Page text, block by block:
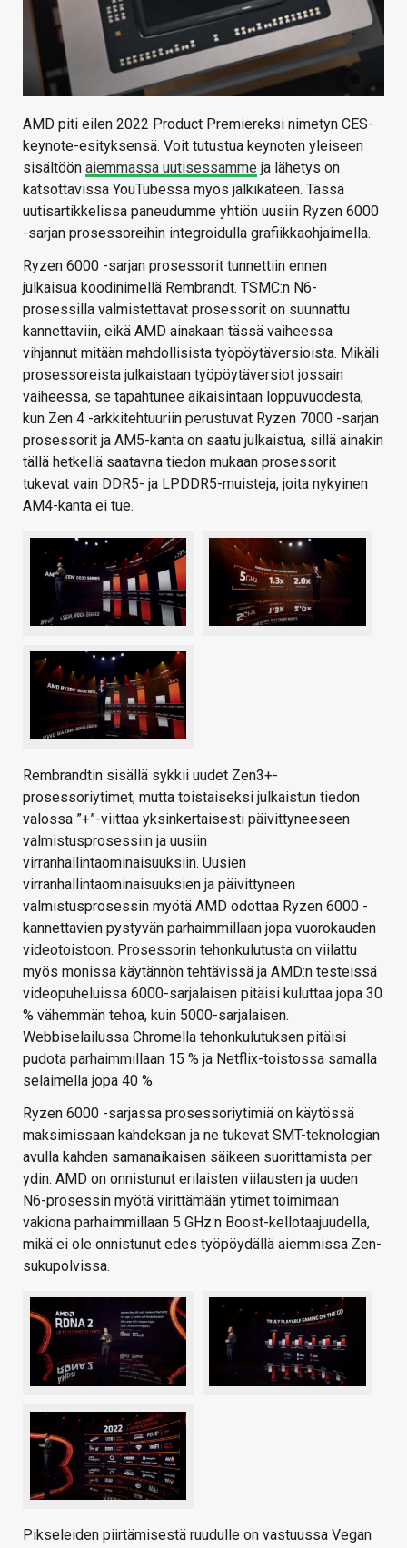
AMD piti eilen 2022 Product Premiereksi nimetyn CES-
keynote-esityksensä. Voit tutustua keynoten yleiseen
sisältöön aiemmassa uutisessamme ja lähetys on
katsottavissa YouTubessa myös jälkikäteen. Tässä
uutisartikkelissa paneudumme yhtiön uusiin Ryzen 6000
-sarjan prosessoreihin integroidulla grafiikkaohjaimella.
Ryzen 6000 -sarjan prosessorit tunnettiin ennen
julkaisua koodinimellä Rembrandt. TSMC:n N6-
prosessilla valmistettavat prosessorit on suunnattu
kannettaviin, eikä AMD ainakaan tässä vaiheessa
vihjannut mitään mahdollisista työpöytäversioista. Mikäli
prosessoreista julkaistaan työpöytäversiot jossain
vaiheessa, se tapahtunee aikaisintaan loppuvuodesta,
kun Zen 4 -arkkitehtuuriin perustuvat Ryzen 7000 -sarjan
prosessorit ja AM5-kanta on saatu julkaistua, sillä ainakin
tällä hetkellä saatavna tiedon mukaan prosessorit
tukevat vain DDR5- ja LPDDR5-muisteja, joita nykyinen
AM4-kanta ei tue.
Rembrandtin sisällä sykkii uudet Zen3+-
prosessoriytimet, mutta toistaiseksi julkaistun tiedon
valossa ”+”-viittaa yksinkertaisesti päivittyneeseen
valmistusprosessiin ja uusiin
virranhallintaominaisuuksiin. Uusien
virranhallintaominaisuuksien ja päivittyneen
valmistusprosessin myötä AMD odottaa Ryzen 6000 -
kannettavien pystyvän parhaimmillaan jopa vuorokauden
videotoistoon. Prosessorin tehonkulutusta on viilattu
myös monissa käytännön tehtävissä ja AMD:n testeissä
videopuheluissa 6000-sarjalaisen pitäisi kuluttaa jopa 30
% vähemmän tehoa, kuin 5000-sarjalaisen.
Webbiselailussa Chromella tehonkulutuksen pitäisi
pudota parhaimmillaan 15 % ja Netflix-toistossa samalla
selaimella jopa 40 %.
Ryzen 6000 -sarjassa prosessoriytimiä on käytössä
maksimissaan kahdeksan ja ne tukevat SMT-teknologian
avulla kahden samanaikaisen säikeen suorittamista per
ydin. AMD on onnistunut erilaisten viilausten ja uuden
N6-prosessin myötä virittämään ytimet toimimaan
vakiona parhaimmillaan 5 GHz:n Boost-kellotaajuudella,
mikä ei ole onnistunut edes työpöydällä aiemmissa Zen-
sukupolvissa.
Pikseleiden piirtämisestä ruudulle on vastuussa Vegan